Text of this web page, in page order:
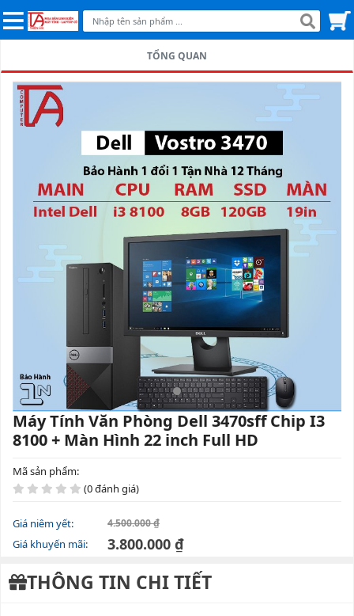
TỔNG QUAN
Máy Tính Văn Phòng Dell 3470sff Chip I3
8100 + Màn Hình 22 inch Full HD
Mã sản phẩm:
(0 đánh giá)
Giá niêm yết: 4.500.000 ₫
Giá khuyến mãi: 3.800.000 ₫
THÔNG TIN CHI TIẾT